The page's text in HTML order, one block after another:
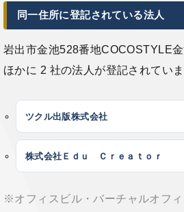
同一住所に登記されている法人
岩出市金池528番地COCOSTYLE
ほかに 2 社の法人が登記されていま
ツクル出版株式会社
株式会社Ｅｄｕ Ｃｒｅａｔｏｒ
※オフィスビル・バーチャルオフ